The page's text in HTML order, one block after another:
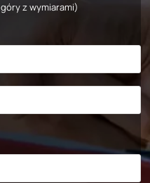
z wymiarami)